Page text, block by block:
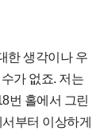
한 생각이나 우
가 없죠. 저는
번 홀에서 그린
부터 이상하게